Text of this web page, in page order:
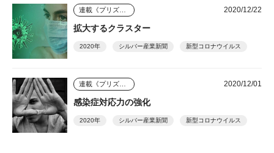
連載《プリズム》 2020/12/22
拡大するクラスター
2020年 シルバー産業新聞 新型コロナウイルス
連載《プリズム》 2020/12/01
感染症対応力の強化
2020年 シルバー産業新聞 新型コロナウイルス